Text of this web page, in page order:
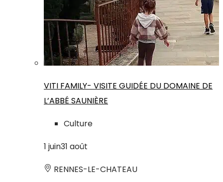
VITI FAMILY- VISITE GUIDÉE DU DOMAINE DE
L’ABBÉ SAUNIÈRE
Culture
1 juin31 août
RENNES-LE-CHATEAU